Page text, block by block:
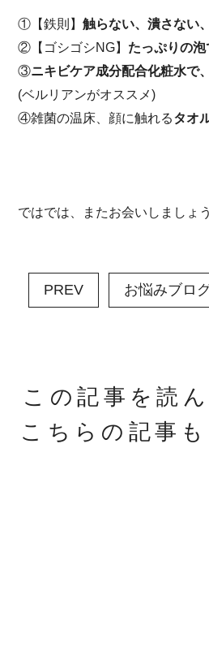
①【鉄則】触らない、潰さない
②【ゴシゴシNG】 たっぷりの
③ニキビケア成分配合化粧水で
(ベルリアンがオススメ)
④雑菌の温床、顔に触れるタオ
ではでは、またお会いしましょう
PREV お悩みブロ
この記事を読
こちらの記事